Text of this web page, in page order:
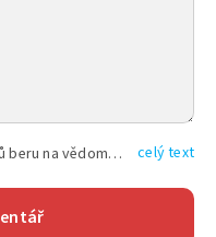
Vyplněním shora uvedených údajů beru na vědomí, že společnost TEXT FACTORY s.r.o., sídlem Brno, Durďákova 336/29, Černá Pole, PSČ: 613 00, IČ: 06157831, zapsané u Krajského soudu v Brně, oddíl C, vložka 100399, bude zpracovávat mé osobní údaje uvedené v rámci mnou vyplněného registračního formuláře na základě oprávněných zájmů TEXT FACTORY s.r.o. dle čl. 6 odst. 1 písm. f) GDPR a pro splnění právních povinností (čl. 6 odst. 1 písm. c) GDPR), a to pro tyto účely: nezbytnost zajistit oprávnění návštěvníka webových stránek provozovaných společností TEXT FACTORY s.r.o. přispívat aktivně ke zveřejněným článkům nebo v rámci diskusních fór a výkon práv TEXT FACTORY s.r.o. jako administrátora těchto diskusních fór. Více informací o zpracování osobních údajů a právech lze nalézt v celý text